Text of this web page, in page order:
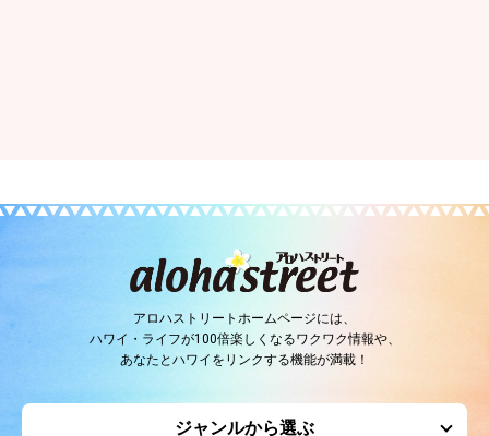
アロハストリートホームページには、
ハワイ・ライフが100倍楽しくなるワクワク情報や、
あなたとハワイをリンクする機能が満載！
ジャンルから選ぶ